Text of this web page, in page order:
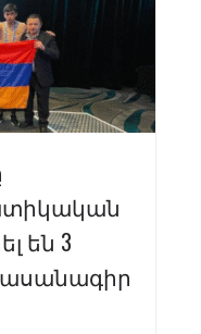
են 3